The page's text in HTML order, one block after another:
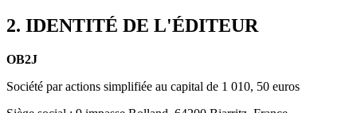
2. IDENTITÉ DE L'ÉDITEUR
OB2J
Société par actions simplifiée au capital de 1 010, 50 euros